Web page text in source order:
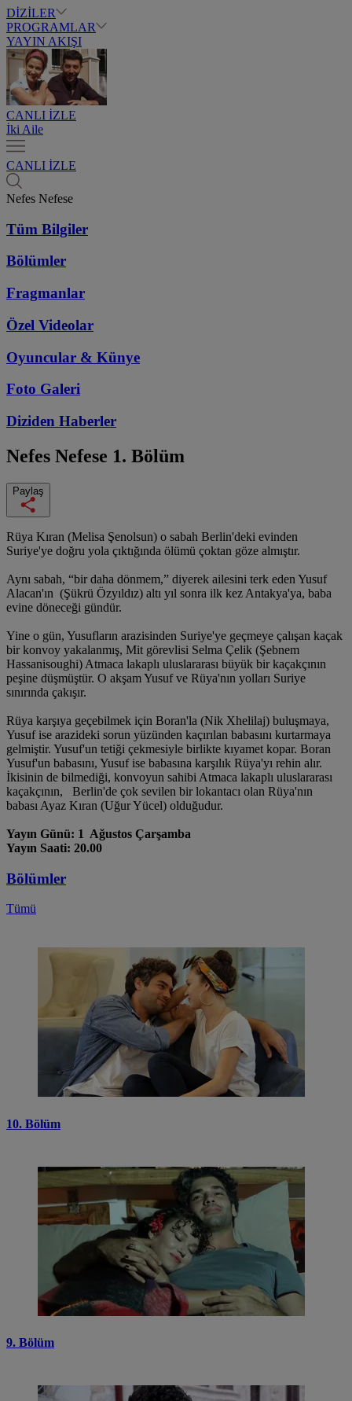
DİZİLER
PROGRAMLAR
YAYIN AKIŞI
CANLI İZLE
İki Aile
CANLI İZLE
Nefes Nefese
Tüm Bilgiler
Bölümler
Fragmanlar
Özel Videolar
Oyuncular & Künye
Foto Galeri
Diziden Haberler
Nefes Nefese 1. Bölüm
Paylaş
Rüya Kıran (Melisa Şenolsun) o sabah Berlin'deki evinden
Suriye'ye doğru yola çıktığında ölümü çoktan göze almıştır.
Aynı sabah, “bir daha dönmem,” diyerek ailesini terk eden Yusuf
Alacan'ın (Şükrü Özyıldız) altı yıl sonra ilk kez Antakya'ya, baba
evine döneceği gündür.
Yine o gün, Yusufların arazisinden Suriye'ye geçmeye çalışan kaçak
bir konvoy yakalanmış, Mit görevlisi Selma Çelik (Şebnem
Hassanisoughi) Atmaca lakaplı uluslararası büyük bir kaçakçının
peşine düşmüştür. O akşam Yusuf ve Rüya'nın yolları Suriye
sınırında çakışır.
Rüya karşıya geçebilmek için Boran'la (Nik Xhelilaj) buluşmaya,
Yusuf ise arazideki sorun yüzünden kaçırılan babasını kurtarmaya
gelmiştir. Yusuf'un tetiği çekmesiyle birlikte kıyamet kopar. Boran
Yusuf'un babasını, Yusuf ise babasına karşılık Rüya'yı rehin alır.
İkisinin de bilmediği, konvoyun sahibi Atmaca lakaplı uluslararası
kaçakçının, Berlin'de çok sevilen bir lokantacı olan Rüya'nın
babası Ayaz Kıran (Uğur Yücel) olduğudur.
Yayın Günü: 1 Ağustos Çarşamba
Yayın Saati: 20.00
Bölümler
Tümü
10. Bölüm
9. Bölüm